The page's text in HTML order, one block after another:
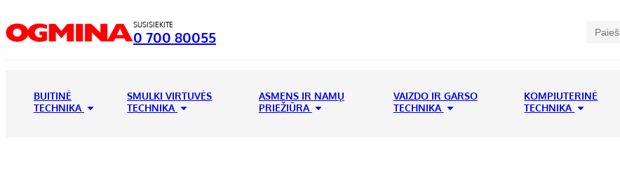
SUSISIEKITE
0 700 80055
BUITINĖ
TECHNIKA
SMULKI VIRTUVĖS
TECHNIKA
ASMENS IR NAMŲ
PRIEŽIŪRA
VAIZDO IR GARSO
TECHNIKA
KOMPIUTERINĖ
TECHNIKA